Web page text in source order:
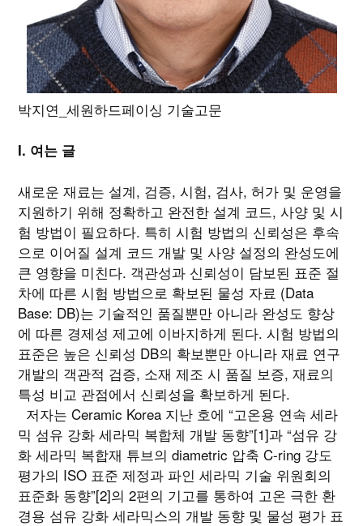
박지연_세원하드페이싱 기술고문
I. 여는 글
새로운 재료는 설계, 검증, 시험, 검사, 허가 및 운영을
지원하기 위해 정확하고 완전한 설계 코드, 사양 및 시
험 방법이 필요하다. 특히 시험 방법의 신뢰성은 후속
으로 이어질 설계 코드 개발 및 사양 설정의 완성도에
큰 영향을 미친다. 객관성과 신뢰성이 담보된 표준 절
차에 따른 시험 방법으로 확보된 물성 자료 (Data
Base: DB)는 기술적인 품질뿐만 아니라 완성도 향상
에 따른 경제성 제고에 이바지하게 된다. 시험 방법의
표준은 높은 신뢰성 DB의 확보뿐만 아니라 재료 연구
개발의 객관적 검증, 소재 제조 시 품질 보증, 재료의
특성 비교 관점에서 신뢰성을 확보하게 된다.
저자는 Ceramic Korea 지난 호에 “고온용 연속 세라
믹 섬유 강화 세라믹 복합체 개발 동향”[1]과 “섬유 강
화 세라믹 복합재 튜브의 diametric 압축 C-ring 강도
평가의 ISO 표준 제정과 파인 세라믹 기술 위원회의
표준화 동향”[2]의 2편의 기고를 통하여 고온 극한 환
경용 섬유 강화 세라믹스의 개발 동향 및 물성 평가 표